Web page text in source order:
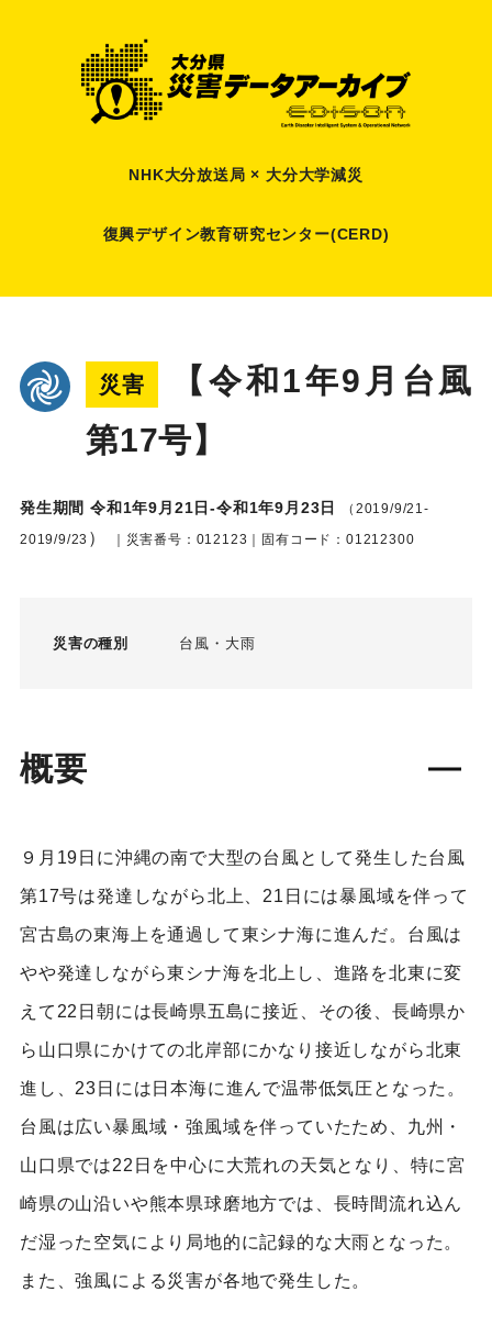
NHK大分放送局 × 大分大学減災
復興デザイン教育研究センター(CERD)
災害
【令和1年9月台風
第17号】
発生期間 令和1年9月21日-令和1年9月23日
（2019/9/21-
2019/9/23 ） ｜災害番号：012123｜固有コード：01212300
災害の種別 台風 大雨
概要
９月19日に沖縄の南で大型の台風として発生した台風
第17号は発達しながら北上、21日には暴風域を伴って
宮古島の東海上を通過して東シナ海に進んだ。台風は
やや発達しながら東シナ海を北上し、進路を北東に変
えて22日朝には長崎県五島に接近、その後、長崎県か
ら山口県にかけての北岸部にかなり接近しながら北東
進し、23日には日本海に進んで温帯低気圧となった。
台風は広い暴風域・強風域を伴っていたため、九州・
山口県では22日を中心に大荒れの天気となり、特に宮
崎県の山沿いや熊本県球磨地方では、長時間流れ込ん
だ湿った空気により局地的に記録的な大雨となった。
また、強風による災害が各地で発生した。